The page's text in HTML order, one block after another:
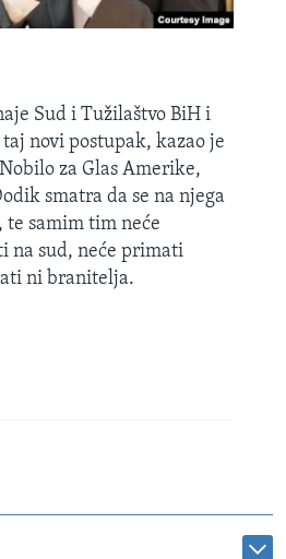
Sud i Tužilaštvo BiH i
novi postupak, kazao je
za Glas Amerike,
smatra da se na njega
te samim tim neće
na sud, neće primati
ni branitelja.